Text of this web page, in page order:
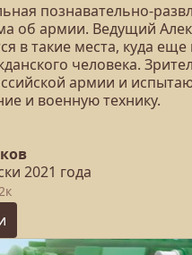
познавательно-
об армии. Ведущий
в такие места, куда еще
человека.
армии и
и военную технику.
2021 года